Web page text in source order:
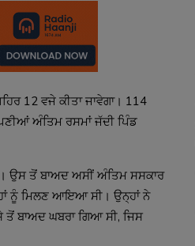
12 ਵਜੇ ਕੀਤਾ ਜਾਵੇਗਾ। 114
ਅੰਤਿਮ ਰਸਮਾਂ ਜੱਦੀ ਪਿੰਡ
ਉਸ ਤੋਂ ਬਾਅਦ ਅਸੀਂ ਅੰਤਿਮ ਸਸਕਾਰ
ਨੂੰ ਮਿਲਣ ਆਇਆ ਸੀ। ਉਨ੍ਹਾਂ ਨੇ
ਬਾਅਦ ਘਬਰਾ ਗਿਆ ਸੀ, ਜਿਸ